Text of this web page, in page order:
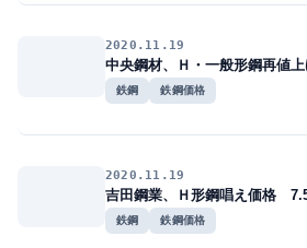
2020.11.19
中央鋼材、Ｈ・一般形鋼再値
鉄鋼 鉄鋼価格
2020.11.19
吉田鋼業、Ｈ形鋼唱え価格
鉄鋼 鉄鋼価格